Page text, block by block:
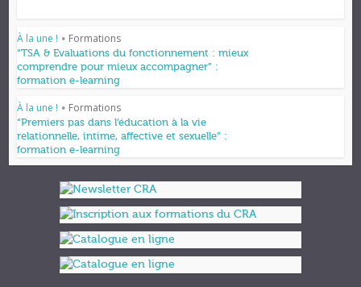
À la une ! • Formations
“TSA & Evaluations du fonctionnement : mieux
comprendre pour mieux accompagner” :
formation e-learning
À la une ! • Formations
“Premiers pas dans l’éducation à la vie
relationnelle, intime, affective et sexuelle” :
formation e-learning